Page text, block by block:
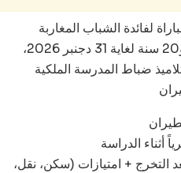
لفائدة الشباب المغاربة
والمتراوحة أعمارهم ما بين 18 و20 سنة لغاية 31 دجنبر 2026،
ضباط المدرسة الملكية
10,000 درهم بعد التخرج + امتيازات (سكن، نقل،